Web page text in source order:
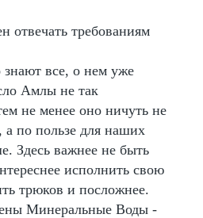
отвечать требованиям
знают все, о нем уже
Амлы не так
не менее оно ничуть не
а по пользе для наших
Здесь важнее не быть
исполнить свою
трюков и посложнее.
Минеральные Воды -